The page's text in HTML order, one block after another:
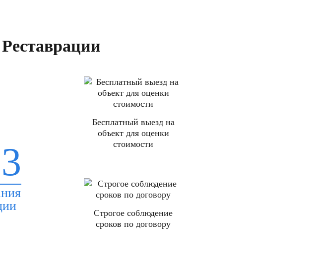
Бесплатный выезд на
объект для оценки
стоимости
Строгое соблюдение
сроков по договору